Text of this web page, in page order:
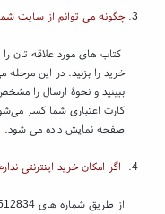
چگونه می توانم از سایت
کتاب های مورد علاقه تان
خرید را بزنید. در این مرحله
ببینید و نحوۀ ارسال را
کارت اعتباری شما کسر
صفحه نمایش داده می شود.
اگر امکان خرید اینترنتی